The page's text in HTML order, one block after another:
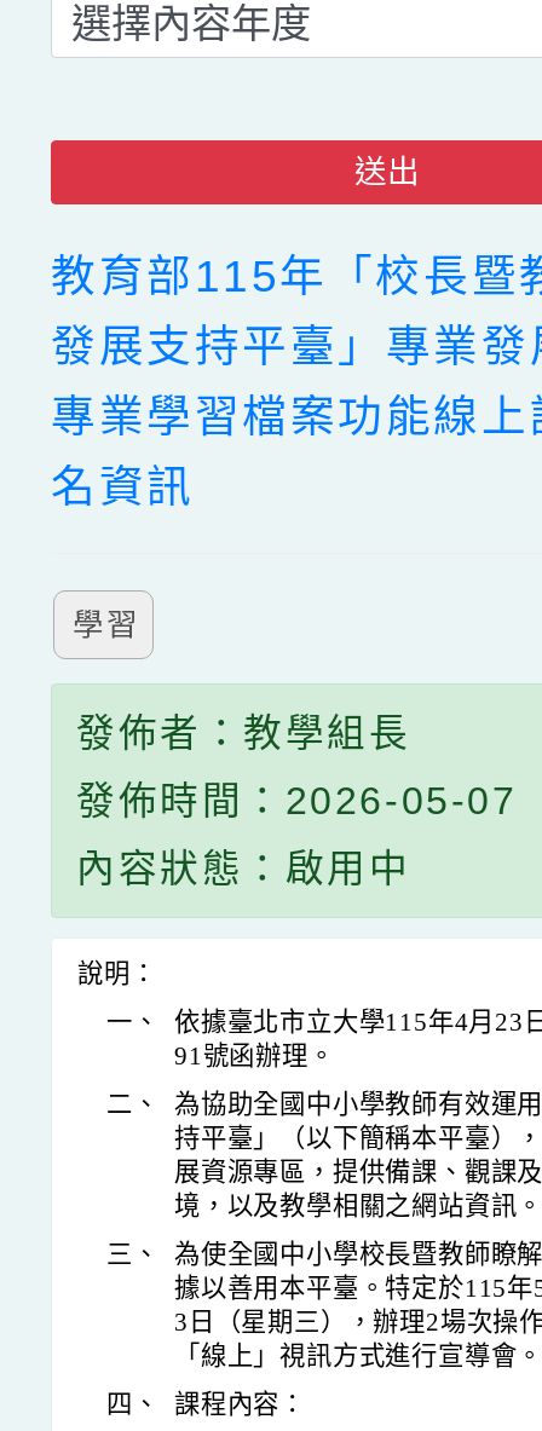
送出
教育部115年「校長暨
發展支持平臺」專業
專業學習檔案功能線
名資訊
學習
發佈者：教學組長
發佈時間：2026-05-07
內容狀態：啟用中
說明：
一、
依據臺北市立大學115年4月23
91號函辦理。
二、
為協助全國中小學教師有效運
持平臺」（以下簡稱本平臺）
展資源專區，提供備課、觀課
境，以及教學相關之網站資訊
三、
為使全國中小學校長暨教師瞭
據以善用本平臺。特定於115
3日（星期三），辦理2場次操
「線上」視訊方式進行宣導會
四、
課程內容：